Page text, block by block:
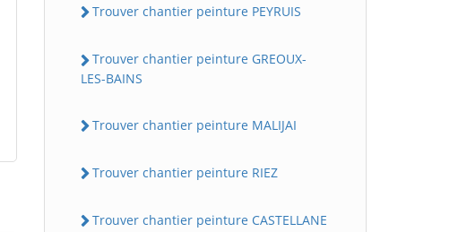
Trouver chantier peinture PEYRUIS
Trouver chantier peinture GREOUX-
LES-BAINS
Trouver chantier peinture MALIJAI
Trouver chantier peinture RIEZ
Trouver chantier peinture CASTELLANE